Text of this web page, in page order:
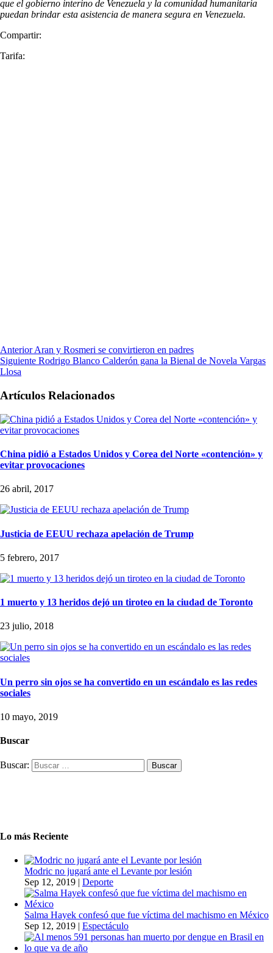
que el gobierno interino de Venezuela y la comunidad humanitaria
puedan brindar esta asistencia de manera segura en Venezuela.
Compartir:
Tarifa:
Anterior Aran y Rosmeri se convirtieron en padres
Siguiente Rodrigo Blanco Calderón gana la Bienal de Novela Vargas
Llosa
Artículos Relacionados
China pidió a Estados Unidos y Corea del Norte «contención» y
evitar provocaciones
26 abril, 2017
Justicia de EEUU rechaza apelación de Trump
5 febrero, 2017
1 muerto y 13 heridos dejó un tiroteo en la ciudad de Toronto
23 julio, 2018
Un perro sin ojos se ha convertido en un escándalo es las redes
sociales
10 mayo, 2019
Buscar
Buscar:
Lo más Reciente
Modric no jugará ante el Levante por lesión
Sep 12, 2019 | Deporte
Salma Hayek confesó que fue víctima del machismo en México
Sep 12, 2019 | Espectáculo